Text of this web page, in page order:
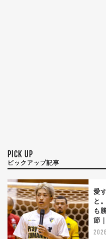
PICK UP
ピックアップ記事
愛
と
も
節